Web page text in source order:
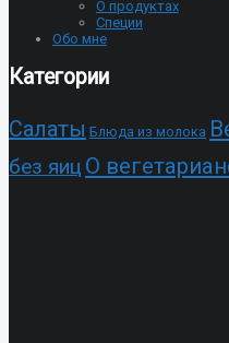
О продуктах
Специи
Обо мне
Категории
Cалаты Блюда из молока
без яиц О